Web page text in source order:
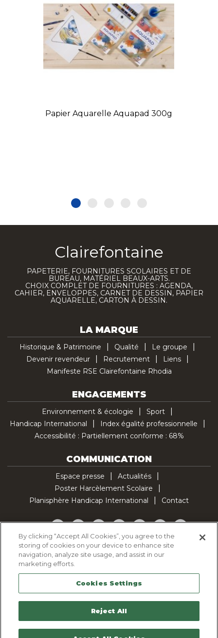
Papier Aquarelle Aquapad 300g
Clairefontaine
PAPETERIE, FOURNITURES SCOLAIRES ET DE
BUREAU, MATÉRIEL BEAUX-ARTS.
CHOIX COMPLET DE FOURNITURES : AGENDA,
CAHIER, ENVELOPPES, CARNET DE DESSIN, PAPIER
AQUARELLE, CARTON À DESSIN.
LA MARQUE
Historique & Patrimoine Qualité
Le groupe
Devenir revendeur
Recrutement
Liens
Manifeste RSE Clairefontaine Rhodia
ENGAGEMENTS
Environnement & écologie
Sport
Handicap International
Index égalité professionnelle
Accessibilité : Partiellement conforme : 68%
COMMUNICATION
Espace presse
Actualités
Poster Harcèlement Scolaire
Planisphère Handicap International
Contact
Facebook
TwitterYouTubePinterestInstagramLinkedInTikTok
Politique d'utilisation des cookies
Politique de confidentialité
Mentions légales
Plan du site
Contactez-nous
By clicking “Accept All Cookies”, you agree to the
storing of cookies on your device to enhance site
navigation, analyze site usage, and assist in our
marketing efforts.
Cookies Settings
Reject All